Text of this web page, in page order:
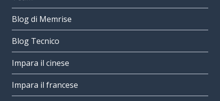
Blog di Memrise
Blog Tecnico
Impara il cinese
Impara il francese